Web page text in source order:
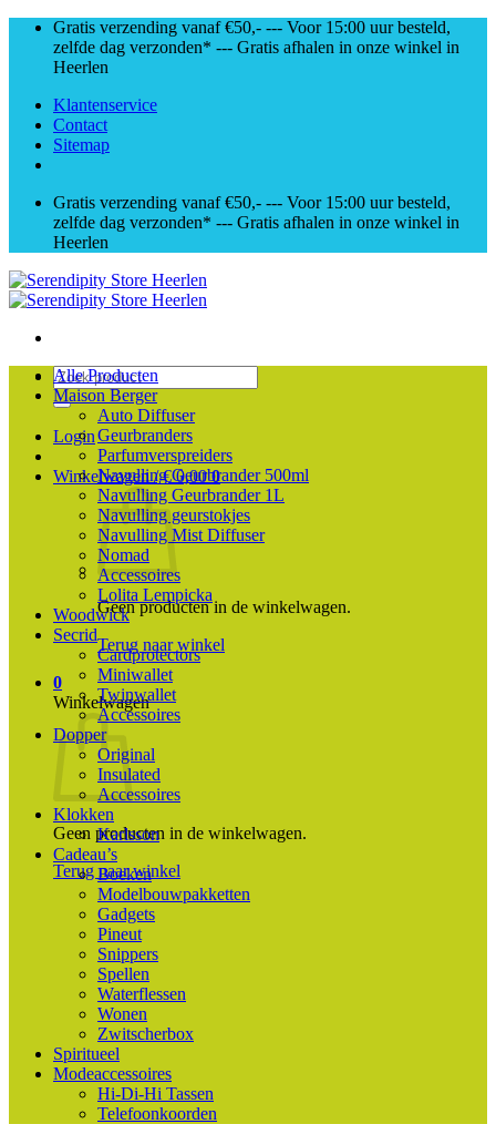
Skip
content
Gratis verzending vanaf €50,- --- Voor 15:00 uur besteld,
zelfde dag verzonden* --- Gratis afhalen in onze winkel in
Heerlen
Klantenservice
Contact
Sitemap
Gratis verzending vanaf €50,- --- Voor 15:00 uur besteld,
zelfde dag verzonden* --- Gratis afhalen in onze winkel in
Heerlen
Zoeken
naar:
Login
Winkelwagen /€0,00 0
Geen producten in de winkelwagen.
Terug naar winkel
0
Winkelwagen
Geen producten in de winkelwagen.
Terug naar winkel
Alle Producten
Maison Berger
Auto Diffuser
Geurbranders
Parfumverspreiders
Navulling Geurbrander 500ml
Navulling Geurbrander 1L
Navulling geurstokjes
Navulling Mist Diffuser
Nomad
Accessoires
Lolita Lempicka
Woodwick
Secrid
Cardprotectors
Miniwallet
Twinwallet
Accessoires
Dopper
Original
Insulated
Accessoires
Klokken
Karlsson
Cadeau’s
Boeken
Modelbouwpakketten
Gadgets
Pineut
Snippers
Spellen
Waterflessen
Wonen
Zwitscherbox
Spiritueel
Modeaccessoires
Hi-Di-Hi Tassen
Telefoonkoorden